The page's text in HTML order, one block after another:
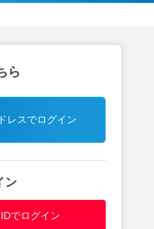
ら
レスでログイン
ン
でログイン